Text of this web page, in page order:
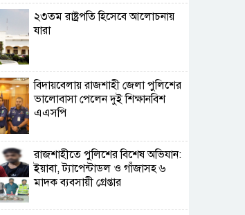
২৩তম রাষ্ট্রপতি হিসেবে আলোচনায়
যারা
বিদায়বেলায় রাজশাহী জেলা পুলিশের
ভালোবাসা পেলেন দুই শিক্ষানবিশ
এএসপি
রাজশাহীতে পুলিশের বিশেষ অভিযান:
ইয়াবা, ট্যাপেন্টাডল ও গাঁজাসহ ৬
মাদক ব্যবসায়ী গ্রেপ্তার